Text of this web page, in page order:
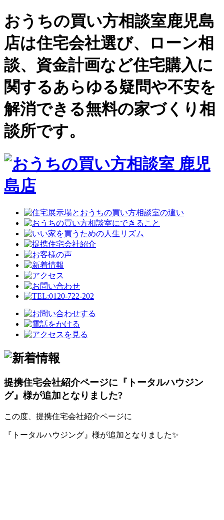
おうちの買い方相談室鹿児島
店は住宅会社選び、ローン相
談、資金計画など住宅購入に
関するあらゆる疑問や不安を
解消できる無料の家づくり相
談所です。
提携住宅会社紹介ページに『トータルハウジン
グ』様が追加となりました?
この度、提携住宅会社紹介ページに
『トータルハウジング』様が追加となりました✨